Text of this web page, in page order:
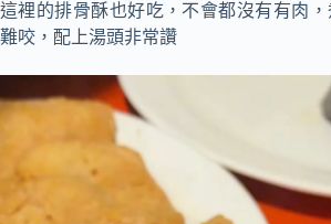
這裡的排骨酥也好吃，不會都沒有有肉
難咬，配上湯頭非常讚